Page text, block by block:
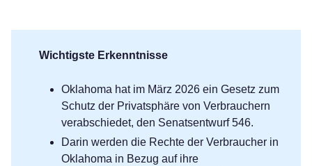
Wichtigste Erkenntnisse
Oklahoma hat im März 2026 ein Gesetz zum
Schutz der Privatsphäre von Verbrauchern
verabschiedet, den Senatsentwurf 546.
Darin werden die Rechte der Verbraucher in
Oklahoma in Bezug auf ihre